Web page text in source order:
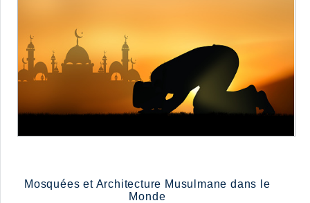
Mosquées et Architecture Musulmane dans le
Monde